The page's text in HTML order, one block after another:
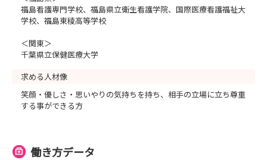
福島看護専門学校、福島県立衛生看護学院、国際医療看護福祉大
学校、福島東稜高等学校
＜関東＞
千葉県立保健医療大学
求める人材像
笑顔・優しさ・思いやりの気持ちを持ち、相手の立場に立ち尊重
する事ができる方
働き方データ